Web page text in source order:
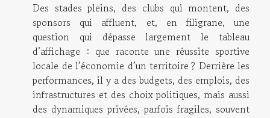
Des stades pleins, des clubs qui montent, des
sponsors qui affluent, et, en filigrane, une
question qui dépasse largement le tableau
d’affichage : que raconte une réussite sportive
locale de l’économie d’un territoire ? Derrière les
performances, il y a des budgets, des emplois, des
infrastructures et des choix politiques, mais aussi
des dynamiques privées, parfois fragiles, souvent